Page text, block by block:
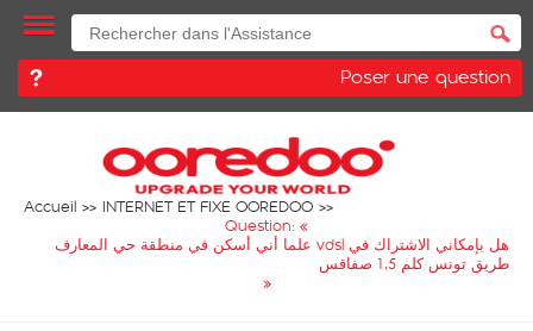
Poser une question
Accueil
INTERNET ET FIXE OOREDOO
Question: «
هل بإمكاني الاشتراك في vdsl علما أني أسكن في منطقة حي المعارف
طريق تونس كلم 1,5 صفاقس
»